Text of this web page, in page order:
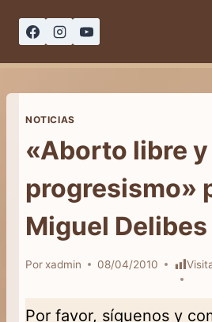
NOTICIAS
«Aborto libre y
progresismo»
Miguel Delibes
Por xadmin 08/04/2010
Por favor, síguenos y